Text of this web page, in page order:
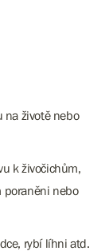
na životě nebo
k živočichům,
poraněni nebo
rybí líhni atd.